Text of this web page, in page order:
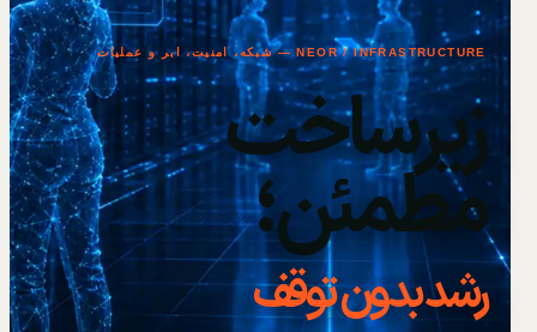
NEOR / INFRASTRUCTURE — شبکه، امنیت، ابر و عملیات
زیرساخت
مطمئن؛
رشد بدون توقف